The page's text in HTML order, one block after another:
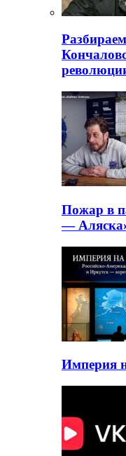
Пожар в
—
Империя